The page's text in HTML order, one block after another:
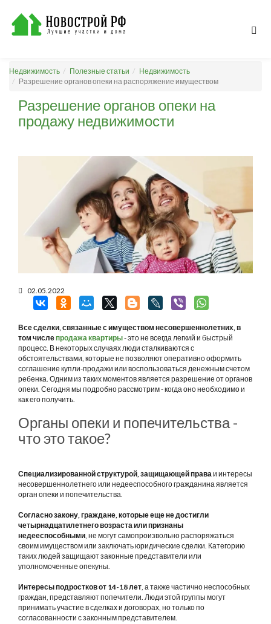
Недвижимость Полезные статьи
Недвижимость
Разрешение органов опеки на распоряжение имуществом
Разрешение органов опеки на
продажу недвижимости
02.05.2022
Все сделки, связанные с имуществом несовершеннолетних, в
том числепродажа квартиры- это не всегда легкий и быстрый
процесс. В некоторых случаях люди сталкиваются с
обстоятельствами, которые не позволяют оперативно оформить
соглашение купли-продажи или воспользоваться денежным счетом
ребенка. Одним из таких моментов является разрешение от органов
опеки. Сегодня мы подробно рассмотрим - когда оно необходимо и
как его получить.
Органы опеки и попечительства -
что это такое?
Специализированной структурой, защищающей права и интересы
несовершеннолетнего или недееспособного гражданина является
орган опеки и попечительства.
Согласно закону, граждане, которые еще не достигли
четырнадцатилетнего возраста или признаны
недееспособными , не могут самопроизвольно распоряжаться
своим имуществом или заключать юридические сделки. Категорию
таких людей защищают законные представители или
уполномоченные опекуны.
Интересы подростков от 14-18 лет , а также частично неспособных
граждан, представляют попечители. Люди этой группы могут
принимать участие в сделках и договорах, но только по
согласованности с законным представителем.